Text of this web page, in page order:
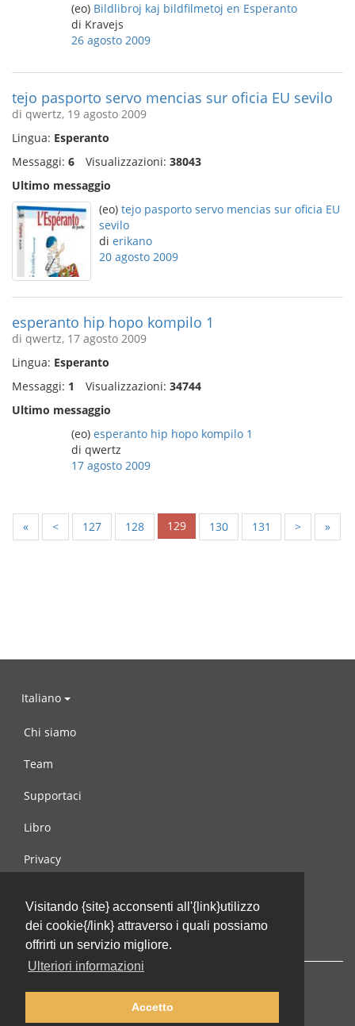
Visitando {site} acconsenti all'{link}utilizzo
dei cookie{/link} attraverso i quali possiamo
offrirti un servizio migliore.
Ulteriori informazioni
Accetto
(eo) Bildlibroj kaj bildfilmetoj en Esperanto
di Kravejs
26 agosto 2009
tejo pasporto servo mencias sur oficia EU sevilo
di qwertz, 19 agosto 2009
Lingua: Esperanto
Messaggi: 6 Visualizzazioni: 38043
Ultimo messaggio
(eo) tejo pasporto servo mencias sur oficia EU
sevilo
di erikano
20 agosto 2009
esperanto hip hopo kompilo 1
di qwertz, 17 agosto 2009
Lingua: Esperanto
Messaggi: 1 Visualizzazioni: 34744
Ultimo messaggio
(eo) esperanto hip hopo kompilo 1
di qwertz
17 agosto 2009
« < 127 128 129 130 131 > »
Italiano
Chi siamo
Team
Supportaci
Libro
Privacy
Contattaci